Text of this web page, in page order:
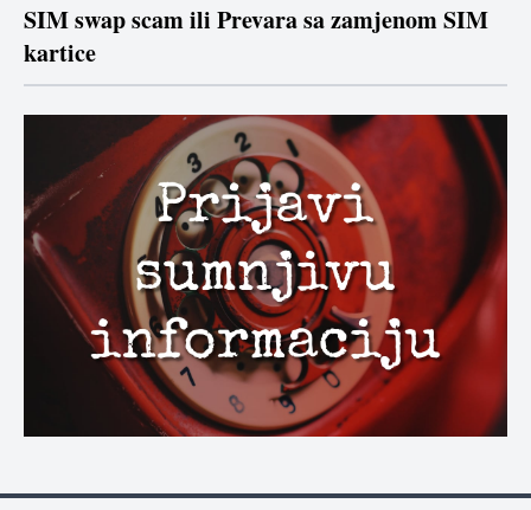
SIM swap scam ili Prevara sa zamjenom SIM
kartice